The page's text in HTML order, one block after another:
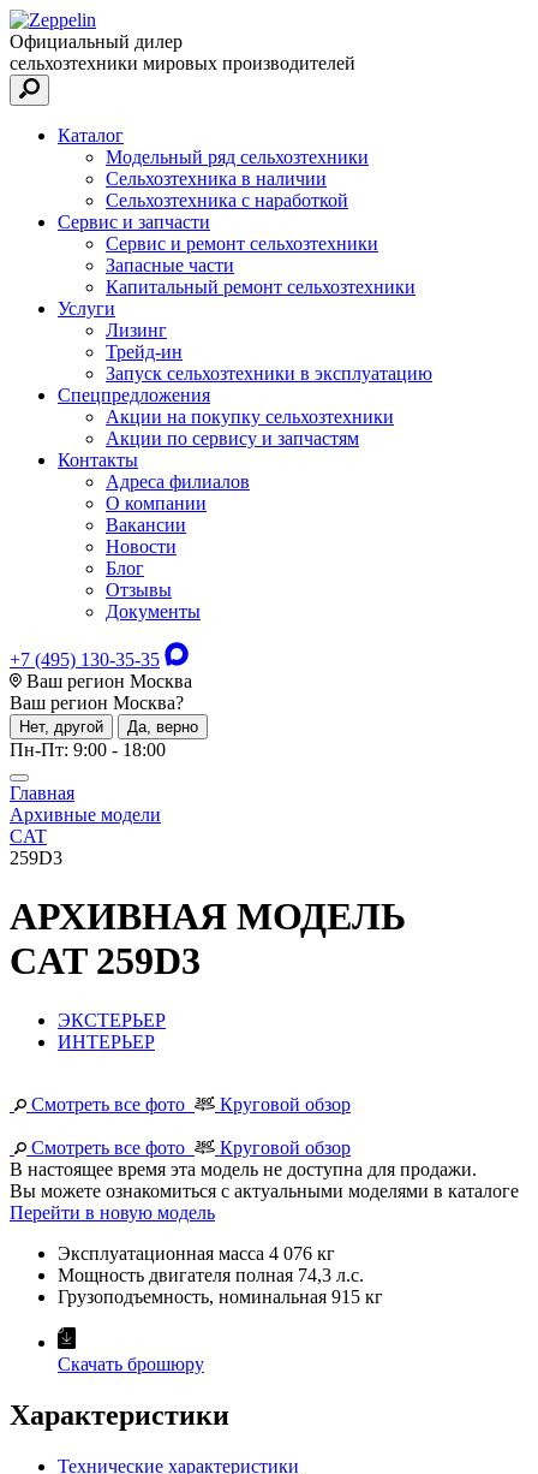
Официальный дилер
сельхозтехники мировых производителей
Каталог
Модельный ряд сельхозтехники
Сельхозтехника в наличии
Сельхозтехника с наработкой
Сервис и запчасти
Сервис и ремонт сельхозтехники
Запасные части
Капитальный ремонт сельхозтехники
Услуги
Лизинг
Трейд-ин
Запуск сельхозтехники в эксплуатацию
Спецпредложения
Акции на покупку сельхозтехники
Акции по сервису и запчастям
Контакты
Адреса филиалов
О компании
Вакансии
Новости
Блог
Отзывы
Документы
+7 (495) 130-35-35
Ваш регион Москва
Ваш регион Москва?
Нет, другой Да, верно
Пн-Пт: 9:00 - 18:00
Главная
Архивные модели
CAT
259D3
АРХИВНАЯ МОДЕЛЬ
CAT 259D3
ЭКСТЕРЬЕР
ИНТЕРЬЕР
Смотреть все фото Круговой обзор
Смотреть все фото
Круговой обзор
В настоящее время эта модель не доступна для продажи.
Вы можете ознакомиться с актуальными моделями в каталоге
Перейти в новую модель
Эксплуатационная масса 4 076 кг
Мощность двигателя полная 74,3 л.с.
Грузоподъемность, номинальная 915 кг
Скачать брошюру
Характеристики
Технические характеристики